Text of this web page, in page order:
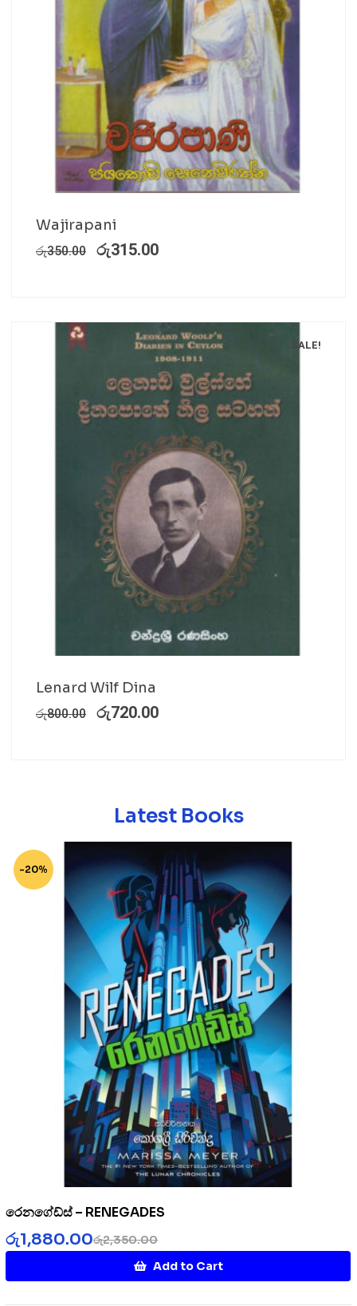
Wajirapani
රු350.00 රු315.00
SALE!
Lenard Wilf Dina
රු800.00 රු720.00
Latest Books
-20%
රෙනගේඩ්ස් – RENEGADES
රු2,350.00
රු1,880.00
Add to Cart